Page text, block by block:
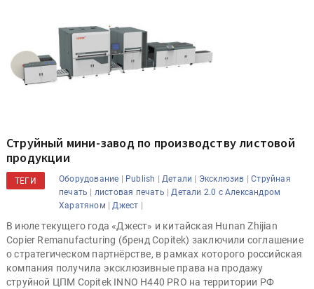
Струйный мини-завод по производству листовой
продукции
ТЕГИ Оборудование | Publish |Детали | Эксклюзив |Струйная
печать | листовая печать |Детали 2.0 с Александром
Харатяном |Джест |
В июле текущего года «Джест» и китайская Hunan Zhijian
Copier Remanufacturing (бренд Copitek) заключили соглашение
о стратегическом партнёрстве, в рамках которого российская
компания получила эксклюзивные права на продажу
струйной ЦПМ Copitek INNO H440 PRO на территории РФ